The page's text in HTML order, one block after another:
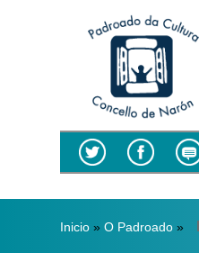
Vostede está
Inicio »O Padroado »